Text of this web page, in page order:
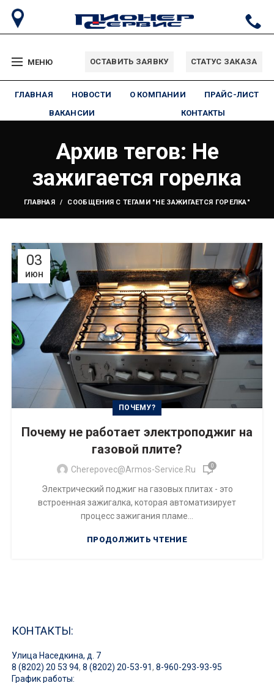
МЕНЮ ОСТАВИТЬ ЗАЯВКУ СТАТУС ЗАКАЗА
ГЛАВНАЯ НОВОСТИ О КОМПАНИИ
ПРАЙС-ЛИСТ
ВАКАНСИИ
КОНТАКТЫ
Архив тегов: Не
зажигается горелка
ГЛАВНАЯ СООБЩЕНИЯ С ТЕГАМИ "НЕ ЗАЖИГАЕТСЯ ГОРЕЛКА"
03
ИЮН
ПОЧЕМУ?
Почему не работает электроподжиг на
газовой плите?
Cherepovec@armos-Service.ru 0
Электрический поджиг на газовых плитах - это
встроенная зажигалка, которая автоматизирует
процесс зажигания пламе...
ПРОДОЛЖИТЬ ЧТЕНИЕ
КОНТАКТЫ:
Улица Наседкина, д. 7
8 (8202) 20 53 94,8 (8202) 20-53-91,8-960-293-93-95
График работы: